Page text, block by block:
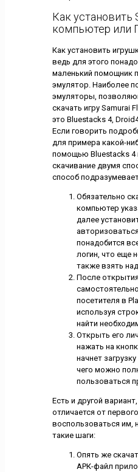
Как установить
компьютер или
Как установить
ведь для этого
маленький помощник
эмулятор. Наиболее
эмуляторы,
скачать игру Samurai
это Bluestacks 4,
Если говорить
для примера какой-
помощью Bluestacks 4
скачивание двумя
способ
Обязательно
компьютер
далее
понадобится
логин, что еще
также взять
После
посетителя в
используя
найти
Открыть его
нажать на
начнет
чего можно
пользоваться
Есть и другой
отличается от
воспользоваться им,
такие шаги:
Опять же
АРК-файл